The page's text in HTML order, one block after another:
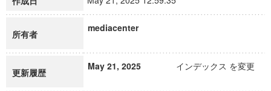
所有者
mediacenter
更新履歴
May 21, 2025 インデックス を変更